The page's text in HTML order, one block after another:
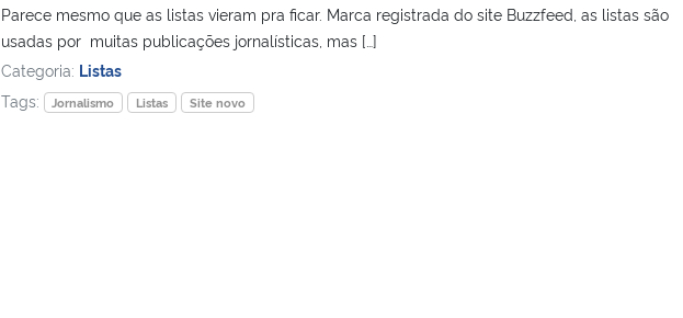
Parece mesmo que as listas vieram pra ficar. Marca registrada do site Buzzfeed, as listas são
usadas por muitas publicações jornalísticas, mas […]
Categoria: Listas
Tags:
Jornalismo Listas Site novo